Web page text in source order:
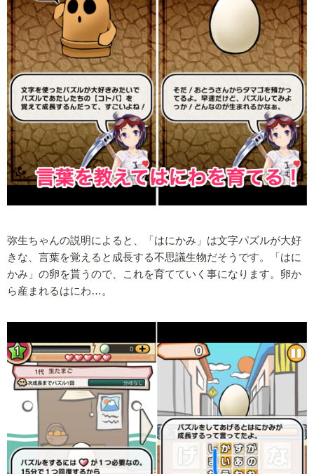
弥生ちゃんの説明によると、「はにかみ」は文字パズルが大好
きな、言葉を覚えると成長する不思議生物だそうです。「はに
かみ」の卵を貰うので、これを育てていく事になります。卵か
ら産まれるはにわ…。